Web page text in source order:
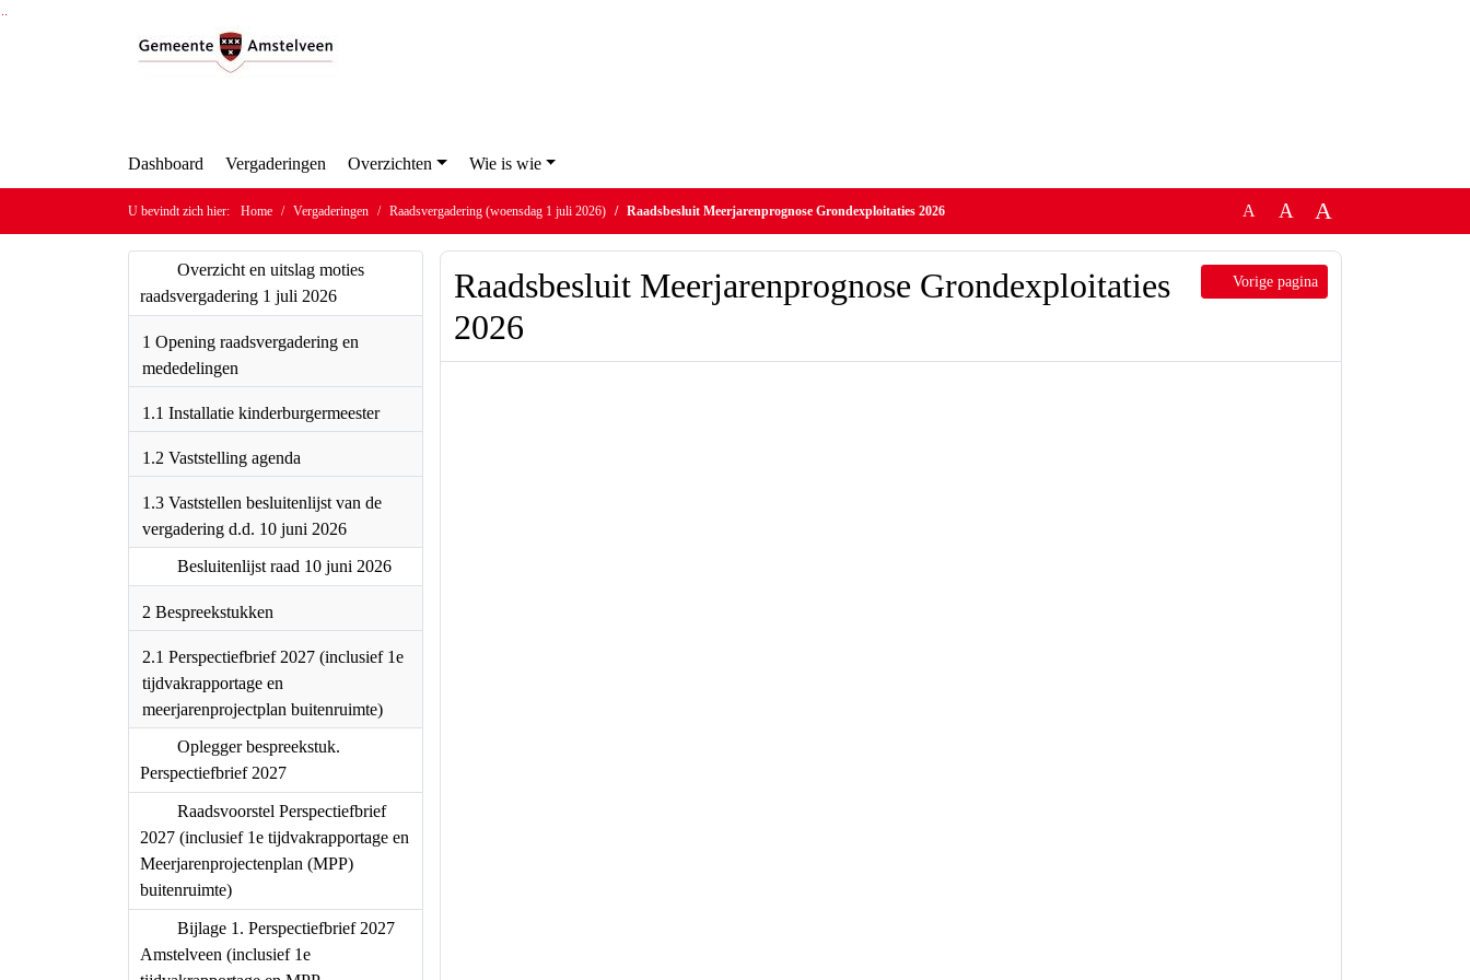
Ga naar de inhoud van deze pagina
Dashboard Vergaderingen Overzichten Wie is wie
U bevindt zich hier: Home Vergaderingen Raadsvergadering (woensdag 1 juli 2026) Raadsbesluit Meerjarenprognose Grondexploitaties 2026 A A A
Overzicht en uitslag moties
raadsvergadering 1 juli 2026
1 Opening raadsvergadering en
mededelingen
1.1 Installatie kinderburgermeester
1.2 Vaststelling agenda
1.3 Vaststellen besluitenlijst van de
vergadering d.d. 10 juni 2026
Besluitenlijst raad 10 juni 2026
2 Bespreekstukken
2.1 Perspectiefbrief 2027 (inclusief 1e
tijdvakrapportage en
meerjarenprojectplan buitenruimte)
Oplegger bespreekstuk.
Perspectiefbrief 2027
Raadsvoorstel Perspectiefbrief
2027 (inclusief 1e tijdvakrapportage en
Meerjarenprojectenplan (MPP)
buitenruimte)
Bijlage 1. Perspectiefbrief 2027
Amstelveen (inclusief 1e
Vorige pagina
Raadsbesluit Meerjarenprognose Grondexploitaties
2026